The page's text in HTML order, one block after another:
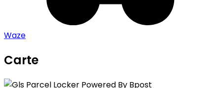
Waze
Carte